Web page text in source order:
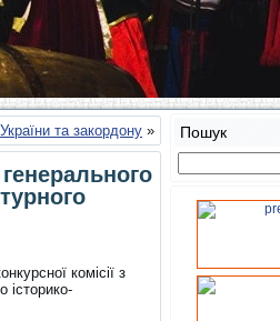
та закордону »
комісії з
історико-
Пошук